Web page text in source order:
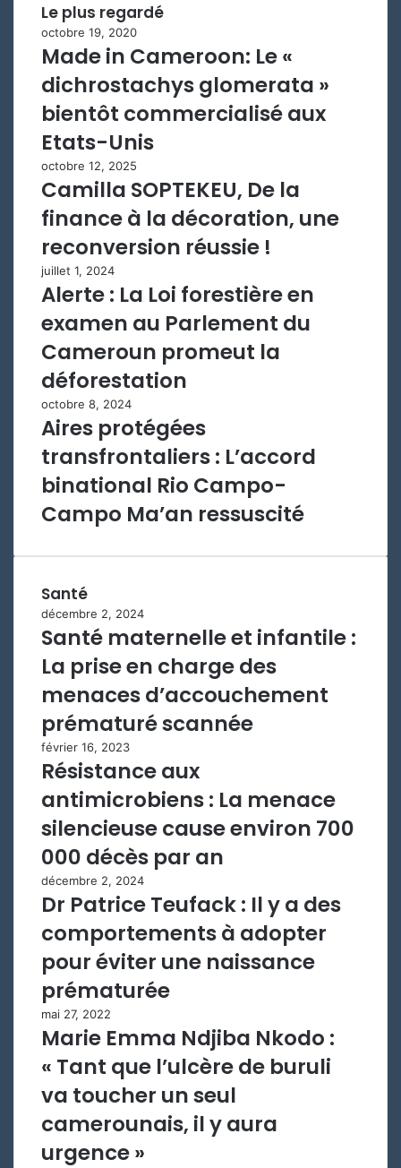
Le plus regardé
octobre 19, 2020
Made in Cameroon: Le «
dichrostachys glomerata »
bientôt commercialisé aux
Etats-Unis
octobre 12, 2025
Camilla SOPTEKEU, De la
finance à la décoration, une
reconversion réussie !
juillet 1, 2024
Alerte : La Loi forestière en
examen au Parlement du
Cameroun promeut la
déforestation
octobre 8, 2024
Aires protégées
transfrontaliers : L’accord
binational Rio Campo-
Campo Ma’an ressuscité
Santé
décembre 2, 2024
Santé maternelle et infantile :
La prise en charge des
menaces d’accouchement
prématuré scannée
février 16, 2023
Résistance aux
antimicrobiens : La menace
silencieuse cause environ 700
000 décès par an
décembre 2, 2024
Dr Patrice Teufack : Il y a des
comportements à adopter
pour éviter une naissance
prématurée
mai 27, 2022
Marie Emma Ndjiba Nkodo :
« Tant que l’ulcère de buruli
va toucher un seul
camerounais, il y aura
urgence »